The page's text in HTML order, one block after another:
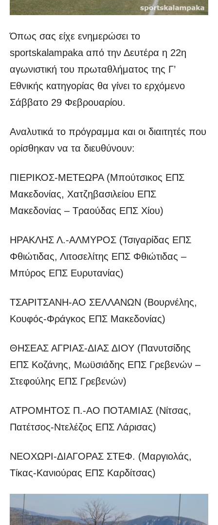
Όπως σας είχε ενημερώσει το
sportskalampaka από την Δευτέρα η 22η
αγωνιστική του πρωταθλήματος της Γ’
Εθνικής κατηγορίας θα γίνει το ερχόμενο
Σάββατο 29 Φεβρουαρίου.
Αναλυτικά το πρόγραμμα και οι διαιτητές που
ορίσθηκαν να τα διευθύνουν:
ΠΙΕΡΙΚΟΣ-ΜΕΤΕΩΡΑ (Μπούτσικος ΕΠΣ
Μακεδονίας, Χατζηβασιλείου ΕΠΣ
Μακεδονίας – Τραούδας ΕΠΣ Χίου)
ΗΡΑΚΛΗΣ Λ.-ΑΛΜΥΡΟΣ (Τσιγαρίδας ΕΠΣ
Φθιώτιδας, Λιτοσελίτης ΕΠΣ Φθιώτιδας –
Μπύρος ΕΠΣ Ευρυτανίας)
ΤΣΑΡΙΤΣΑΝΗ-ΑΟ ΣΕΛΛΑΝΩΝ (Βουρνέλης,
Κουφός-Φράγκος ΕΠΣ Μακεδονίας)
ΘΗΣΕΑΣ ΑΓΡΙΑΣ-ΔΙΑΣ ΔΙΟΥ (Πανυτσίδης
ΕΠΣ Κοζάνης, Μωϋσιάδης ΕΠΣ Γρεβενών –
Στεφούλης ΕΠΣ Γρεβενών)
ΑΤΡΟΜΗΤΟΣ Π.-ΑΟ ΠΟΤΑΜΙΑΣ (Νίτσας,
Πατέτσος-Ντελέζος ΕΠΣ Λάρισας)
ΝΕΟΧΩΡΙ-ΔΙΑΓΟΡΑΣ ΣΤΕΦ. (Μαργιολάς,
Τίκας-Κανιούρας ΕΠΣ Καρδίτσας)